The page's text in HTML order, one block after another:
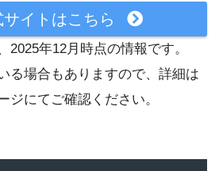
イトはこちら
2025年12月時点の情報です。
る場合もありますので、詳細は
ジにてご確認ください。